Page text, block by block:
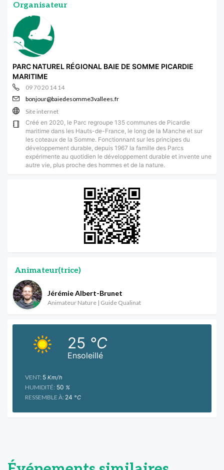
Organisateur
PARC NATUREL RÉGIONAL BAIE DE SOMME PICARDIE
MARITIME
09 70 20 14 14
bonjour@baiedesomme3vallees.fr
Site internet
Créé en 2020, le Parc regroupe 135 communes de Picardie
maritime dans les Hauts-de-France, le long de la Manche et sur
les coteaux de la Somme. Fonctionnant sur les principes du
développement durable, depuis 1967 la famille des Parcs
expérimente au quotidien le développement durable et invente une
autre vie, plus proche des hommes et de la nature.
Animateur(trice)
Jérémie Albert-Brunet
Animateur Nature | Guide Qualinat
Ensoleillé
25 °C
VENT: 5 Km/h
HUMIDITÉ: 50 %
RESSEMBLE À: 24 °C